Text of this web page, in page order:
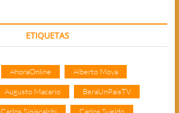
ETIQUETAS
AhoraOnline Alberto Moya
Augusto Macario BeraUnPaisTV